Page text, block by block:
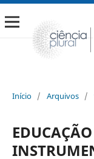
Início / Arquivos /